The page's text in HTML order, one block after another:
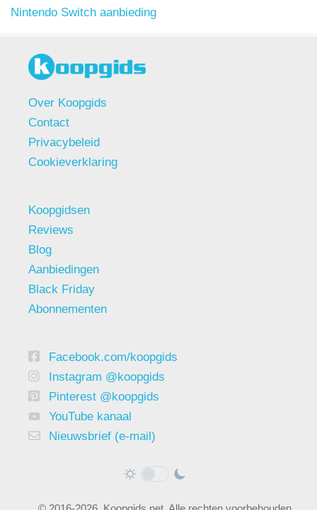
Nintendo Switch aanbieding
Over Koopgids
Contact
Privacybeleid
Cookieverklaring
Koopgidsen
Reviews
Blog
Aanbiedingen
Black Friday
Abonnementen
Facebook.com/koopgids
Instagram @koopgids
Pinterest @koopgids
YouTube kanaal
Nieuwsbrief (e-mail)